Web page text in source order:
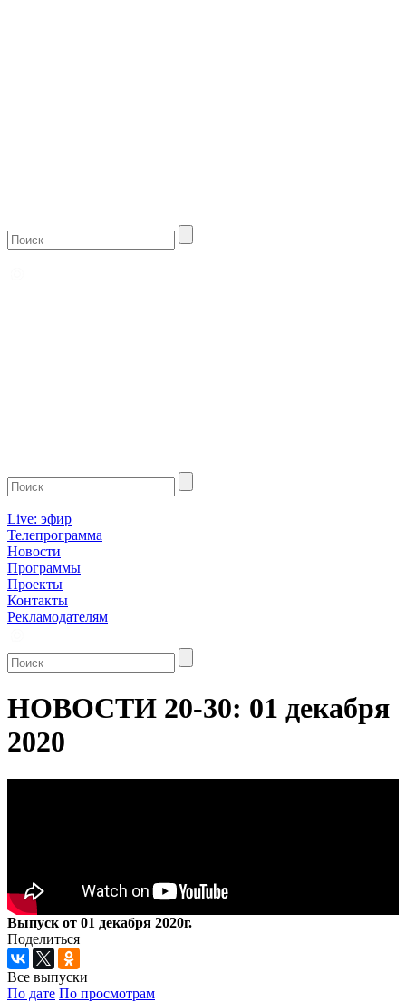
Live: эфир
Телепрограмма
Новости
Программы
Проекты
Контакты
Рекламодателям
НОВОСТИ 20-30: 01 декабря
2020
Выпуск от 01 декабря 2020г.
Поделиться
Все выпуски
По дате По просмотрам